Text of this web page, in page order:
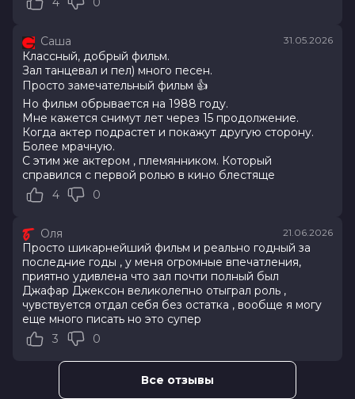
Страна
Слоган
—
Режиссер
Антуан Фукуа
Актеры
Джаафар Джексон, Джулиано
Вальди, Колман Доминго, Ниа Лонг,
Майлз Теллер, Кендрик Сэмпсон, Кэт
Грэм, Лора Хэрриер, Лоренц Тейт,
Дерек Люк
Продюсеры
Джон Бранка, Грэм Кинг, Джон
Сценаристы
Длительность
В прокате
с 5 августа до 12 августа
Меморандум
до 3 июня
Саша 31.05.2026
Классный, добрый фильм.
Зал танцевал и пел) много песен.
Просто замечательный фильм 👍
Но фильм обрывается на 1988 году.
Мне кажется снимут лет через 15 продолжение.
Когда актер подрастет и покажут другую сторону.
Более мрачную.
С этим же актером , племянником. Который
справился с первой ролью в кино блестяще
4
0
Оля 21.06.2026
Просто шикарнейший фильм и реально годный за
последние годы , у меня огромные впечатления,
приятно удивлена что зал почти полный был
Джафар Джексон великолепно отыграл роль ,
чувствуется отдал себя без остатка , вообще я могу
еще много писать но это супер
3
0
Все отзывы